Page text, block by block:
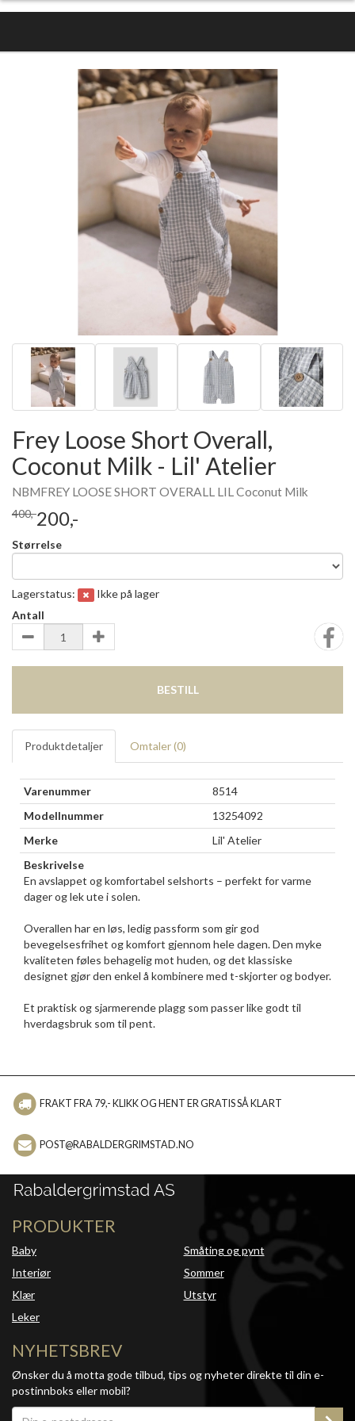
Frey Loose Short Overall,
Coconut Milk - Lil' Atelier
NBMFREY LOOSE SHORT OVERALL LIL Coconut Milk
400,-200,-
Størrelse
Lagerstatus:
Ikke på lager
Antall
BESTILL
Produktdetaljer Omtaler (0)
Varenummer
8514
Modellnummer
13254092
Merke
Lil' Atelier
Beskrivelse
En avslappet og komfortabel selshorts – perfekt for varme
dager og lek ute i solen.
Overallen har en løs, ledig passform som gir god
bevegelsesfrihet og komfort gjennom hele dagen. Den myke
kvaliteten føles behagelig mot huden, og det klassiske
designet gjør den enkel å kombinere med t-skjorter og bodyer.
Et praktisk og sjarmerende plagg som passer like godt til
hverdagsbruk som til pent.
FRAKT FRA 79,- KLIKK OG HENT ER GRATIS SÅ KLART
POST@RABALDERGRIMSTAD.NO
PRODUKTER
Baby
Interiør
Klær
Leker
Småting og pynt
Sommer
Utstyr
NYHETSBREV
Ønsker du å motta gode tilbud, tips og nyheter direkte til din e-
postinnboks eller mobil?